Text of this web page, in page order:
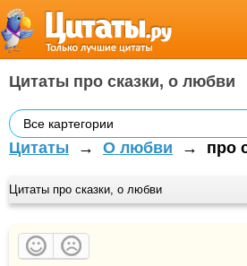
Цитаты про сказки, о любви
Все картегории
Цитаты → О любви → про
Цитаты про сказки, о любви